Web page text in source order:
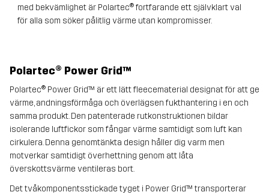
med bekvämlighet är Polartec® fortfarande ett självklart val
för alla som söker pålitlig värme utan kompromisser.
Polartec® Power Grid™
Polartec® Power Grid™ är ett lätt fleece­material designat för att ge
värme, andningsförmåga och överlägsen fukthantering i en och
samma produkt. Den patenterade rutkonstruktionen bildar
isolerande luftfickor som fångar värme samtidigt som luft kan
cirkulera. Denna genomtänkta design håller dig varm men
motverkar samtidigt överhettning genom att låta
överskottsvärme ventileras bort.
Det tvåkomponentsstickade tyget i Power Grid™ transporterar